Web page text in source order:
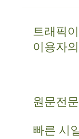
트래픽
이용자
원문전
빠른 시